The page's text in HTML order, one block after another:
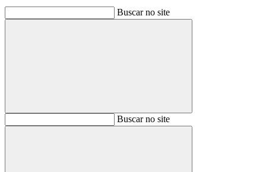
Buscar no site
BuscarBuscar no site